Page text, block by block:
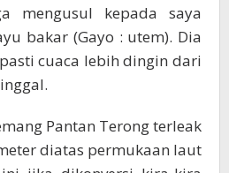
mengusul kepada saya
bakar (Gayo : utem). Dia
cuaca lebih dingin dari
Pantan Terong terleak
diatas permukaan laut